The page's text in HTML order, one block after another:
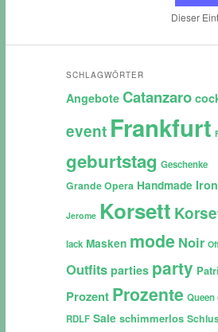
Dieser
SCHLAGWÖRTER
Angebote Catanzaro
event Frankfurt
geburtstag Geschenke
Grande Opera Handmade
Jerome Korsett
lack Masken mode Noir
Outfits parties party
Prozent Prozente Queen
RDLF Sale schimmerlos